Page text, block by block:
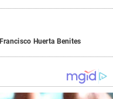
Francisco Huerta Benites